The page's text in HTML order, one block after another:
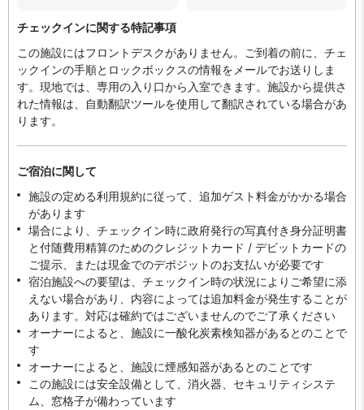
チェックインに関する特記事項
この施設にはフロントデスクがありません。ご到着の前に、チェ
ックインの手順とロックボックスの情報をメールでお送りしま
す。現地では、専用の入り口から入室できます。施設から提供さ
れた情報は、自動翻訳ツールを使用して翻訳されている場合があ
ります。
ご宿泊に関して
施設の定める利用規約に従って、追加ゲスト料金がかかる場合
があります
場合により、チェックイン時に政府発行の写真付き身分証明書
と付随費用精算のためのクレジットカード / デビットカードの
ご提示、または現金でのデポジットのお支払いが必要です
宿泊施設への要望は、チェックイン時の状況によりご希望に添
えない場合があり、内容によっては追加料金が発生することが
あります。対応は確約ではございませんのでご了承ください
オーナーによると、施設に一酸化炭素検知器があるとのことで
す
オーナーによると、施設に煙感知器があるとのことです
この施設には安全設備として、消火器、セキュリティシステ
ム、窓格子が備わっています